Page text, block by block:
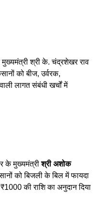
श्री के. चंद्रशेखर राव
को बीज, उर्वरक,
लागत संबंधी खर्चों में
के मुख्यमंत्रीश्री अशोक
को बिजली के बिल में फायदा
की राशि का अनुदान दिया